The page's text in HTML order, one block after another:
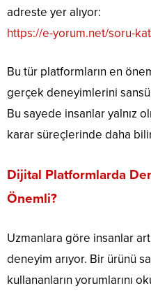
adreste yer alıyor:
https://e-yorum.net/soru-
Bu tür platformların en
gerçek deneyimlerini
Bu sayede insanlar yalnız
karar süreçlerinde daha
Dijital Platformlarda
Önemli?
Uzmanlara göre insanlar
deneyim arıyor. Bir ürünü
kullananların yorumlarını